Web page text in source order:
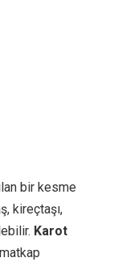
bir kesme
kireçtaşı,
Karot